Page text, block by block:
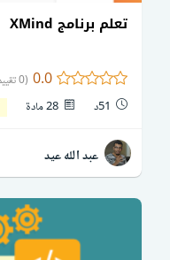
تعلم برنامج XMind
0.0 (0 تقييم )
28 مادة
عبد الله عيد